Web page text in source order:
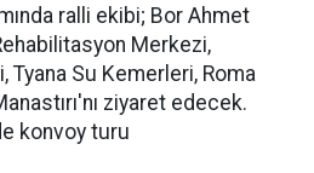
ralli ekibi; Bor Ahmet
Merkezi,
Su Kemerleri, Roma
ziyaret edecek.
konvoy turu